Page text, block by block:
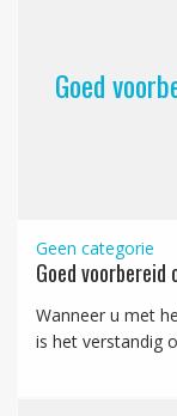
Goed
Geen categorie
Goed voorbereid
Wanneer u met
is het verstandig